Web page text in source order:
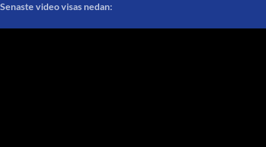
Senaste video visas nedan: